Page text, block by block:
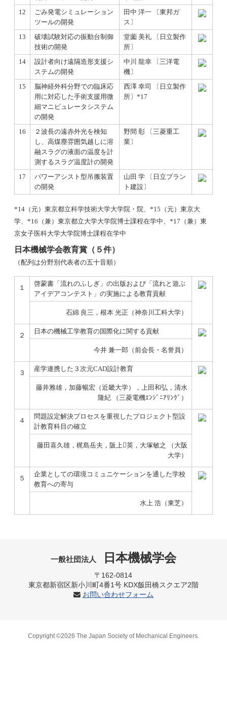
12
ごみ発電シミュレーション
ツールの開発
田中 洋一 〔東邦ガ
ス〕
13
破壊試験対応の振動台制御
技術の開発
堂薗 美礼 〔日立製作
所〕
14
設計者向け遠隔造形支援シ
ステムの開発
中川 龍幸 〔三洋電
機〕
15
脳神経外科分野での臨床応
用に対応した手術支援用微
細マニピュレータシステム
の開発
西澤 幸司 〔日立製作
所〕*17
16
２波長の遠赤外光を検知
し、高煤塵雰囲気越しに溶
融スラグの液面の温度を計
測するスラグ温度計の開発
野間 彰 〔三菱重工
業〕
17
パワーアシスト型吊搬装置
の開発
山田 学 〔日立プラン
ト建設〕
*14（元）東京都立科学技術大学大学院・院、*15（元）東京大
学、*16（兼）東京都立大学大学院博士課程在学中、*17（兼）東
京女子医科大学大学院博士課程在学中
日本機械学会教育賞（５件）
（配列は分野別代表者の五十音順）
１
啓蒙書「流れのふしぎ」の出版および「流れと遊ぶ
アイデアコンテスト」の実施による教育貢献
石綿 良三，根本 光正（神奈川工科大学）
２
日本の機械工学教育の国際化に関する貢献
今井 兼一郎（前会長・名誉員）
３
産学連携した３次元CAD設計教育
藤井雅雄，加藤暢宏（近畿大学），上田和弘，清水
隆紀 （三菱電機ｴﾝｼﾞﾆｱﾘﾝｸﾞ）
４
問題設定解決プロセスを重視したプロジェクト型設
計教育科目の確立
藤田喜久雄，梶島岳夫，阪上英，大塚敏之 （大阪
大学）
５
企業としての環境コミュニケーションを通した学校
教育への寄与
水上 浩（東芝）
一般社団法人 日本機械学会
〒162-0814
東京都新宿区新小川町4番1号 KDX飯田橋スクエア2階
お問い合わせフォーム
Copyright ©2026 The Japan Society of Mechanical Engineers.